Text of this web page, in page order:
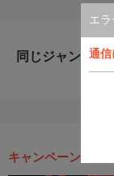
エラ
通
同じジャンルの
キャンペーン・お